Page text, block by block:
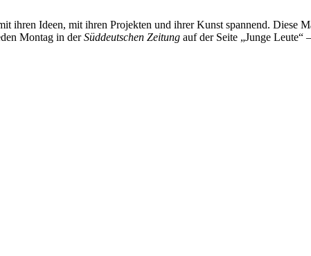
Ideen, mit ihren Projekten und ihrer Kunst spannend. Diese
Montag in derSüddeutschen Zeitung auf der Seite „Junge Leute“